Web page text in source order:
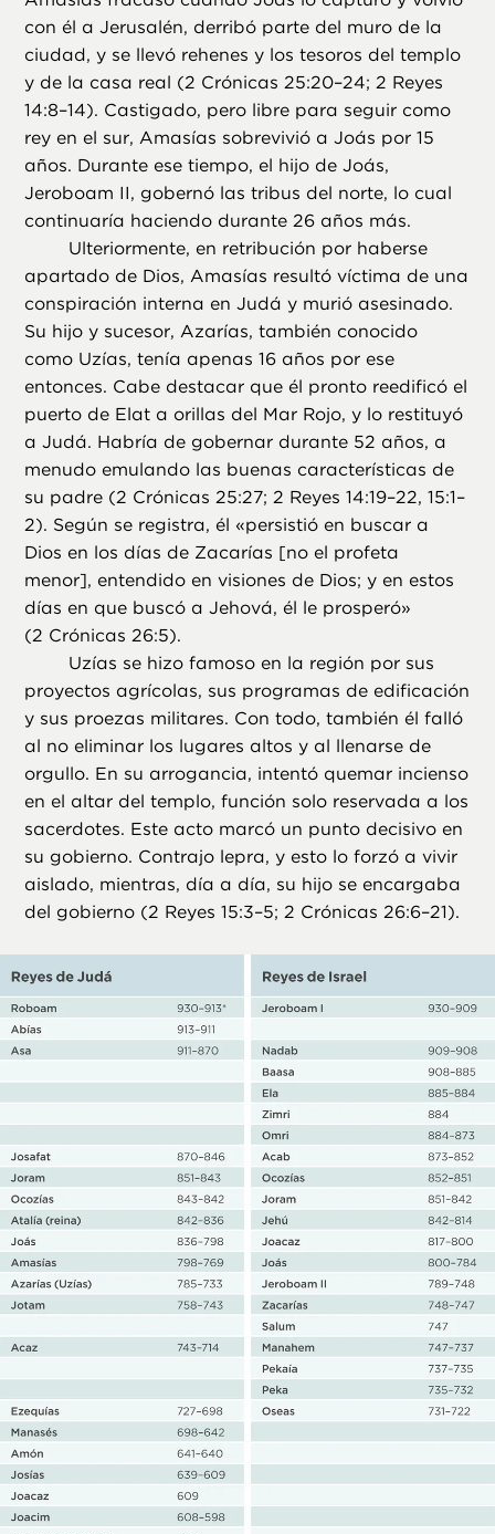
con él a Jerusalén, derribó parte del muro de la
ciudad, y se llevó rehenes y los tesoros del templo
y de la casa real (2 Crónicas 25:20–24; 2 Reyes
14:8–14). Castigado, pero libre para seguir como
rey en el sur, Amasías sobrevivió a Joás por 15
años. Durante ese tiempo, el hijo de Joás,
Jeroboam II, gobernó las tribus del norte, lo cual
continuaría haciendo durante 26 años más.
Ulteriormente, en retribución por haberse
apartado de Dios, Amasías resultó víctima de una
conspiración interna en Judá y murió asesinado.
Su hijo y sucesor, Azarías, también conocido
como Uzías, tenía apenas 16 años por ese
entonces. Cabe destacar que él pronto reedificó el
puerto de Elat a orillas del Mar Rojo, y lo restituyó
a Judá. Habría de gobernar durante 52 años, a
menudo emulando las buenas características de
su padre (2 Crónicas 25:27; 2 Reyes 14:19–22, 15:1–
2). Según se registra, él «persistió en buscar a
Dios en los días de Zacarías [no el profeta
menor], entendido en visiones de Dios; y en estos
días en que buscó a Jehová, él le prosperó»
(2 Crónicas 26:5).
Uzías se hizo famoso en la región por sus
proyectos agrícolas, sus programas de edificación
y sus proezas militares. Con todo, también él falló
al no eliminar los lugares altos y al llenarse de
orgullo. En su arrogancia, intentó quemar incienso
en el altar del templo, función solo reservada a los
sacerdotes. Este acto marcó un punto decisivo en
su gobierno. Contrajo lepra, y esto lo forzó a vivir
aislado, mientras, día a día, su hijo se encargaba
del gobierno (2 Reyes 15:3–5; 2 Crónicas 26:6–21).